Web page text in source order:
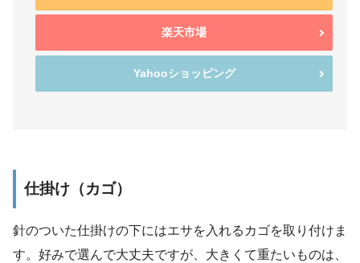
楽天市場
Yahooショッピング
仕掛け（カゴ）
針のついた仕掛けの下にはエサを入れるカゴを取り付けま
す。好みで選んで大丈夫ですが、大きくて重たいものは、